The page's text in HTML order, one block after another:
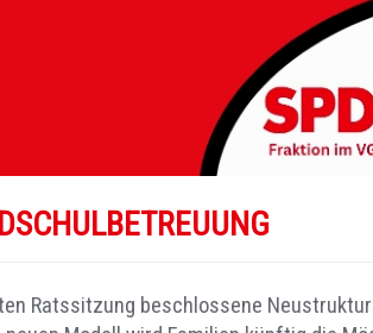
Ratssitzung beschlossene